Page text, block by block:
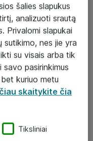
šalies slapukus
analizuoti srautą
Privalomi slapukai
sutikimo, nes jie yra
su visais arba tik
savo pasirinkimus
kuriuo metu
skaitykite čia
Tiksliniai